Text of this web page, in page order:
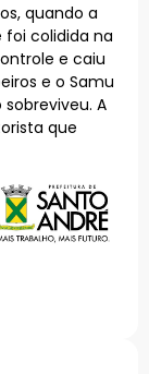
quando a
colidida na
e caiu
e o Samu
A
que